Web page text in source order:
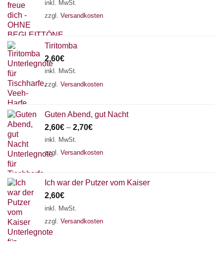
inkl. MwSt.
zzgl. Versandkosten
Tiritomba
2,60€
inkl. MwSt.
zzgl. Versandkosten
Guten Abend, gut Nacht
2,60€ – 2,70€
inkl. MwSt.
zzgl. Versandkosten
Ich war der Putzer vom Kaiser
2,60€
inkl. MwSt.
zzgl. Versandkosten